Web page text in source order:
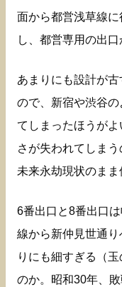
面から都営浅草線
し、都営専用の出口
あまりにも設計が
ので、新宿や渋谷
てしまったほうが
さが失われてしま
未来永劫現状のまま
6番出口と8番出口
線から新仲見世通
りにも細すぎる（
のか。昭和30年、